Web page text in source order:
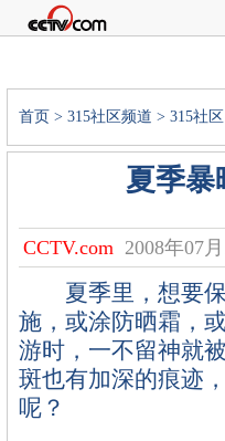
首页 > 315社区频道 > 315社区
夏季暴
CCTV.com 2008年07
夏季里，想要保
施，或涂防晒霜，
游时，一不留神就
斑也有加深的痕迹
呢？